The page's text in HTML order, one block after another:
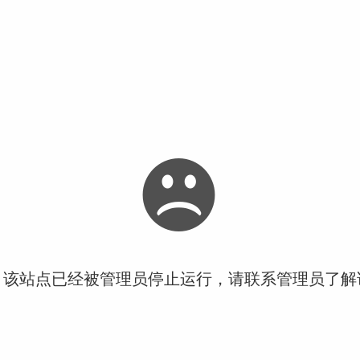
站点已经被管理员停止运行，请联系管理员了